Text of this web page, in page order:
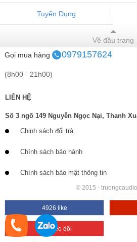
Tuyển Dụng
Về đầu trang
Gọi mua hàng
0979157624
(8h00 - 21h00)
LIÊN HỆ
Số 3 ngõ 149 Nguyễn Ngọc Nại, Thanh
Chinh sách đổi trả
Chính sách bảo hành
Chính sách bảo mật thông tin
© 2015 -
4926 like
663 theo dõi